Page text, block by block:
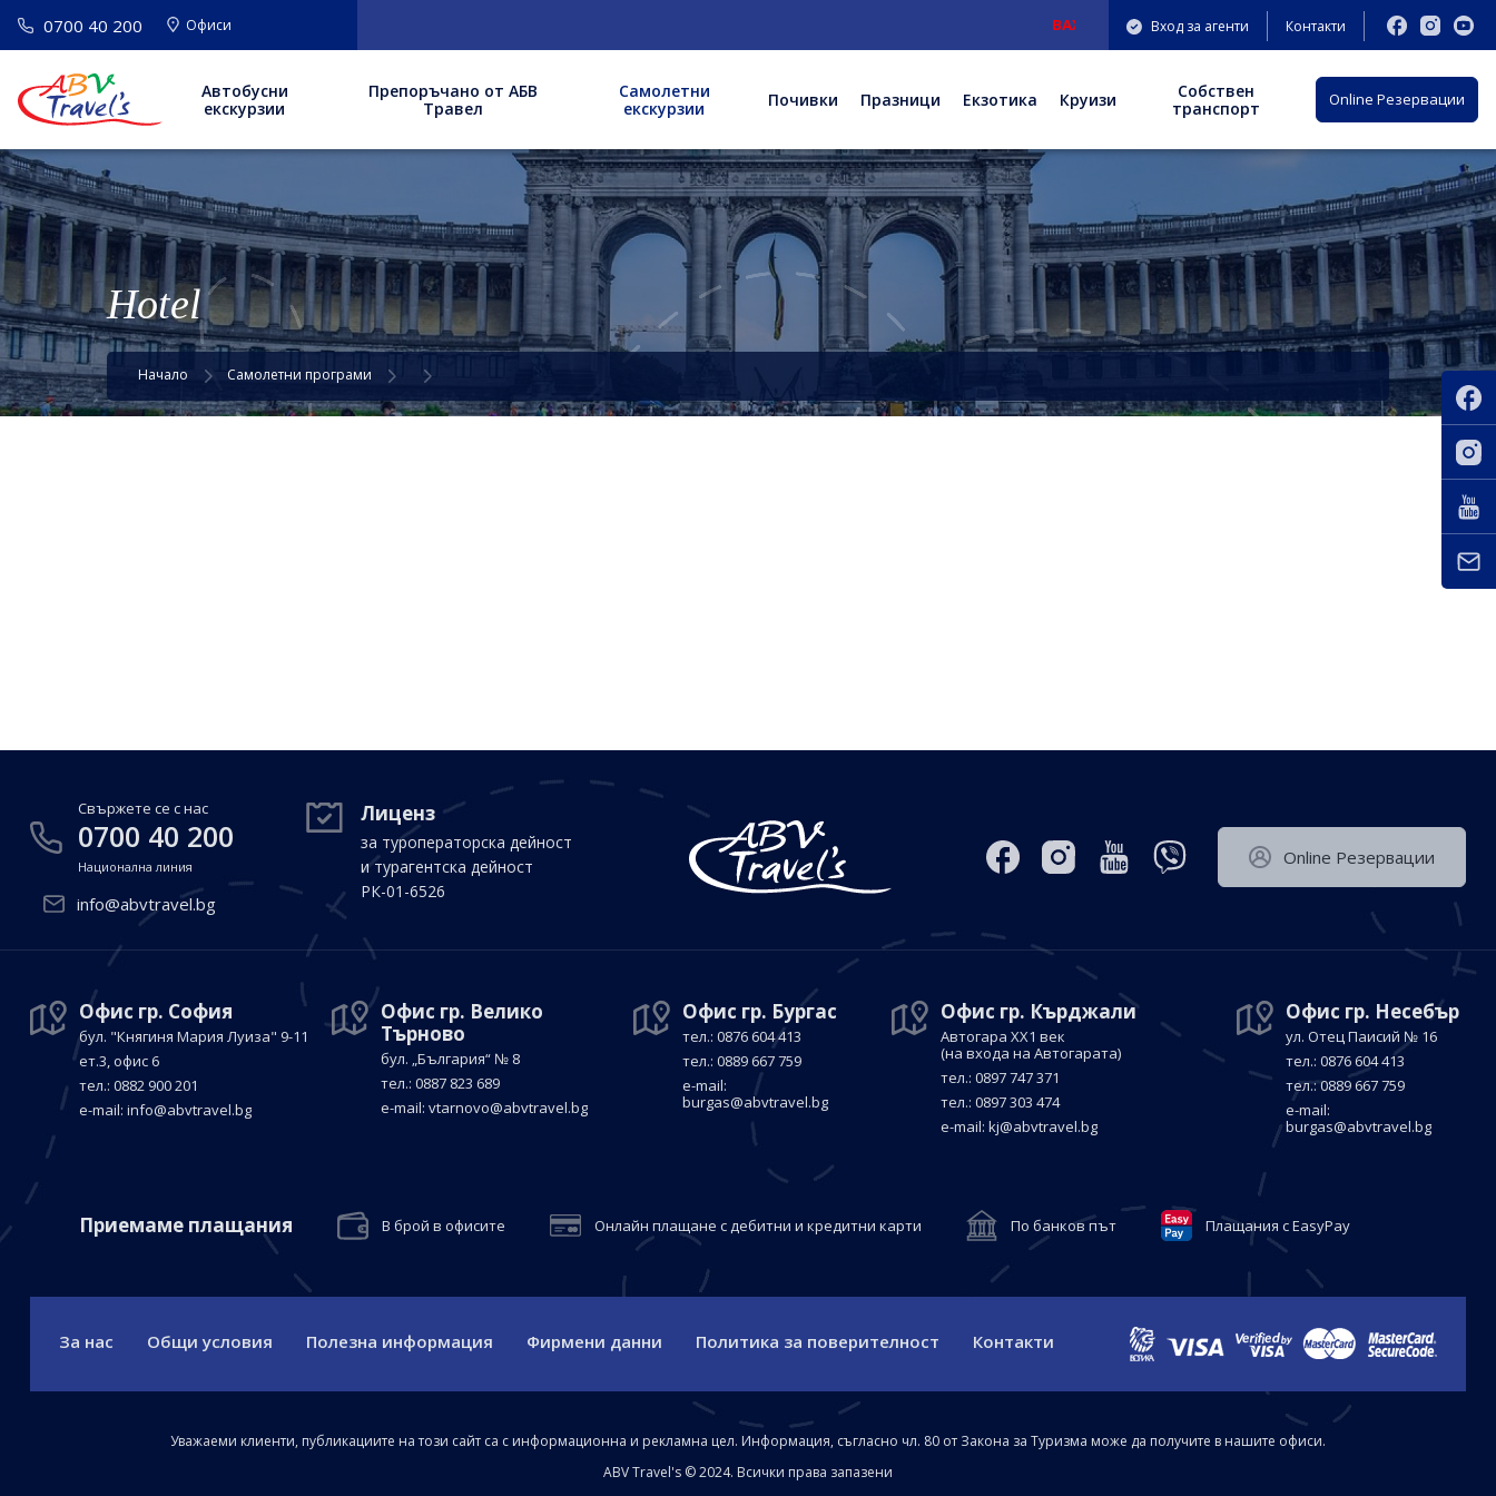
0700 40 200 Офиси ВАЖНО: Нов адрес на офис София: бул. "Княгиня Мария Луиза" 9-
Вход за агенти Контакти
Автобусни
екскурзии
Препоръчано от АБВ
Травел
Самолетни
екскурзии
Почивки Празници Екзотика Круизи
Собствен
транспорт
Оnline Резервации
Hotel
Начало Самолетни програми
Свържете се с нас
0700 40 200
Национална линия
info@abvtravel.bg
Лиценз
за туроператорска дейност
и турагентска дейност
РК-01-6526
Оnline Резервации
Офис гр. София
бул. "Княгиня Мария Луиза" 9-11
ет.3, офис 6
тел.: 0882 900 201
е-mail: info@abvtravel.bg
Офис гр. Велико
Търново
бул. „България“ № 8
тел.: 0887 823 689
е-mail: vtarnovo@abvtravel.bg
Офис гр. Бургас
тел.: 0876 604 413
тел.: 0889 667 759
е-mail:
burgas@abvtravel.bg
Офис гр. Кърджали
Автогара ХХ1 век
(на входа на Автогарата)
тел.: 0897 747 371
тел.: 0897 303 474
е-mail: kj@abvtravel.bg
Офис гр. Несебър
ул. Отец Паисий № 16
тел.: 0876 604 413
тел.: 0889 667 759
е-mail:
burgas@abvtravel.bg
Приемaме плащания В брой в офисите Онлайн плащане с дебитни и кредитни карти По банков път Плащания с EasyPay
За нас Общи условия Полезна информация Фирмени данни Политика за поверителност Контакти
Уважаеми клиенти, публикациите на този сайт са с информационна и рекламна цел. Информация, съгласно чл. 80 от Закона за Туризма може да получите в нашите офиси.
ABV Travel's © 2024. Всички права запазени